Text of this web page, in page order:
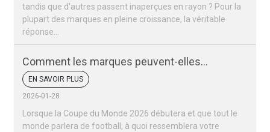
tandis que d'autres passent inaperçues en rayon ? Pour la
plupart des marques en pleine croissance, la véritable
réponse…
Comment les marques peuvent-elles
remporter un succès retentissant lors de la
Coupe du monde 2026 ?
EN SAVOIR PLUS
2026-01-28
Lorsque la Coupe du Monde 2026 débutera et que tout le
monde parlera de football, à quoi ressemblera votre